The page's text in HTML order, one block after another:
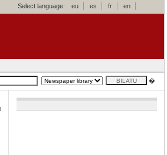
Select language: eu es fr en
�